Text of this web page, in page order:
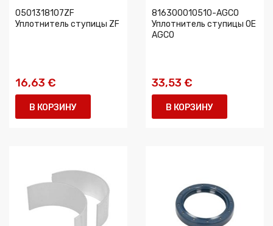
0501318107ZF
Уплотнитель ступицы ZF
16,63 €
В КОРЗИНУ
816300010510-AGCO
Уплотнитель ступицы OE
AGCO
33,53 €
В КОРЗИНУ